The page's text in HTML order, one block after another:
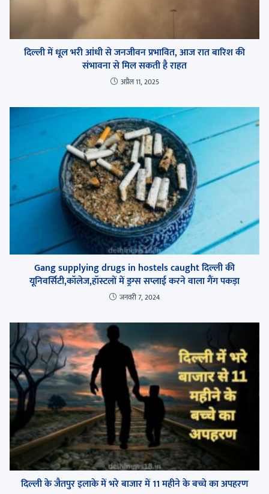
दिल्ली में धूल भरी आंधी से जनजीवन प्रभावित, आज रात बारिश की
संभावना से मिल सकती है राहत
अप्रैल 11, 2025
Gang supplying drugs in hostels caught दिल्ली की
यूनिवर्सिटी,कॉलेज,हॉस्टलों में ड्रग्स सप्लाई करने वाला गैंग पकड़ा
जनवरी 7, 2024
दिल्ली के जैतपुर इलाके में भरे बाजार में 11 महीने के बच्चे का अपहरण